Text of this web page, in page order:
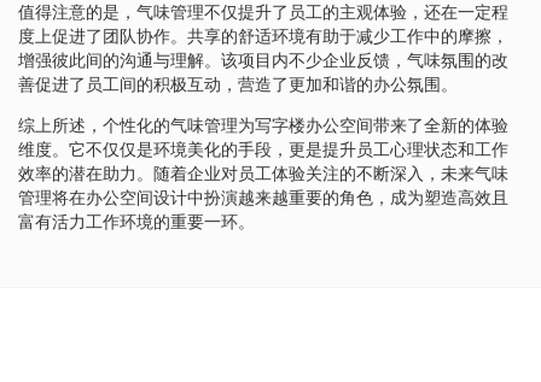
值得注意的是，气味管理不仅提升了员工的主观体验，还在一定程
度上促进了团队协作。共享的舒适环境有助于减少工作中的摩擦，
增强彼此间的沟通与理解。该项目内不少企业反馈，气味氛围的改
善促进了员工间的积极互动，营造了更加和谐的办公氛围。
综上所述，个性化的气味管理为写字楼办公空间带来了全新的体验
维度。它不仅仅是环境美化的手段，更是提升员工心理状态和工作
效率的潜在助力。随着企业对员工体验关注的不断深入，未来气味
管理将在办公空间设计中扮演越来越重要的角色，成为塑造高效且
富有活力工作环境的重要一环。